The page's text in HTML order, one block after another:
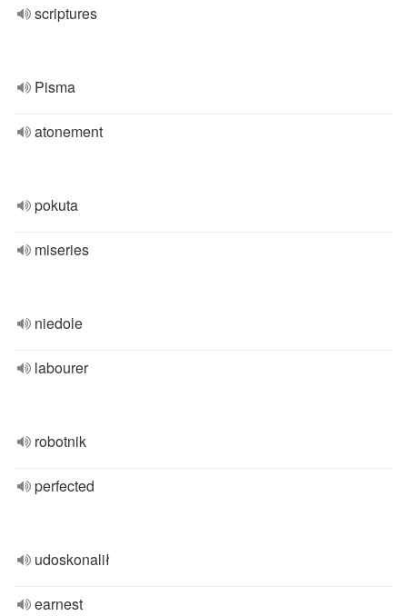
scriptures
Pisma
atonement
pokuta
miseries
niedole
labourer
robotnik
perfected
udoskonalił
earnest